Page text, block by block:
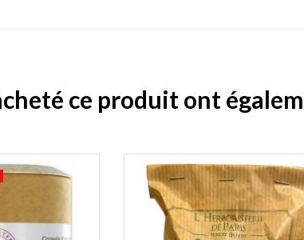
ce produit ont